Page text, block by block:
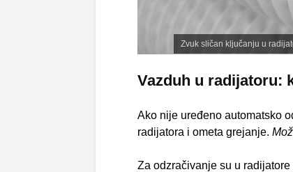
Zvuk sličan ključanju u
Vazduh u radijatoru:
Ako nije uređeno automatsko
radijatora i ometa grejanje.
Za odzračivanje su u